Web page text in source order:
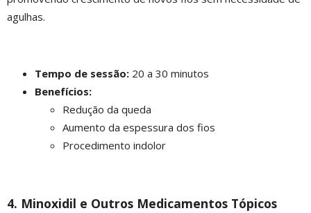
agulhas.
Tempo de sessão: 20 a 30 minutos
Benefícios:
Redução da queda
Aumento da espessura dos fios
Procedimento indolor
4. Minoxidil e Outros Medicamentos Tópicos